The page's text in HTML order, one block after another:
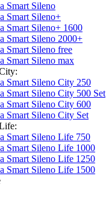
Smart Sileno
Smart Sileno+
Smart Sileno+ 1600
Smart Sileno 2000+
Smart Sileno free
Smart Sileno max
Smart Sileno City 250
Smart Sileno City 500 Set
Smart Sileno City 600
Smart Sileno City Set
Smart Sileno Life 750
Smart Sileno Life 1000
Smart Sileno Life 1250
Smart Sileno Life 1500